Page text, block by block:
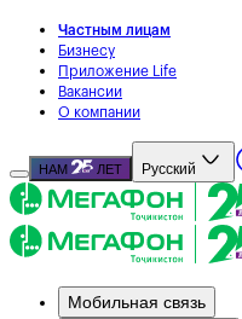
Частным лицам
Бизнесу
Приложение Life
Вакансии
О компании
НАМ ЛЕТ Русский
Мобильная связь